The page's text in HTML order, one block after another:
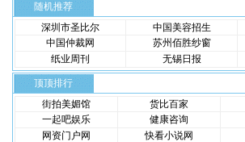
随机推荐
深圳市圣比尔
中国美容招生
中国仲裁网
苏州佰胜纱窗
纸业周刊
无锡日报
顶顶排行
街拍美媚馆
货比百家
一起吧娱乐
健康咨询
网资门户网
快看小说网